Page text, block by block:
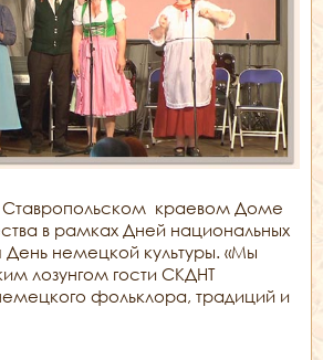
Ставропольском краевом Доме
в рамках Дней национальных
День немецкой культуры. «Мы
лозунгом гости СКДНТ
фольклора, традиций и